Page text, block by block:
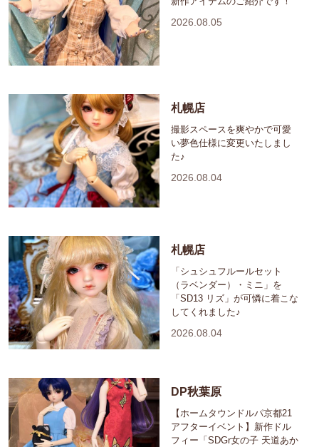
2026.08.05
札幌店
撮影スペースを爽やかで可愛
い夢色仕様に変更いたしまし
た♪
2026.08.04
札幌店
「シュシュフルールセット
（ラベンダー）・ミニ」を
「SD13 リズ」が可憐に着こな
してくれました♪
2026.08.04
DP秋葉原
【ホームタウンドルパ京都21
アフターイベント】新作ドル
フィー「SDGr女の子 天道あか